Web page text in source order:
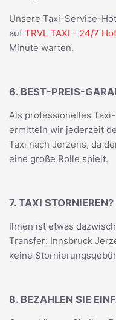
Unsere Taxi-Service-
auf TRVL TAXI - 24/7
Minute warten.
6. BEST-PREIS-
Als professionelles
ermitteln wir jederzeit
Taxi nach Jerzens, da
eine große Rolle spielt.
7. TAXI
Ihnen ist etwas
Transfer: Innsbruck
keine
8. BEZAHLEN SIE